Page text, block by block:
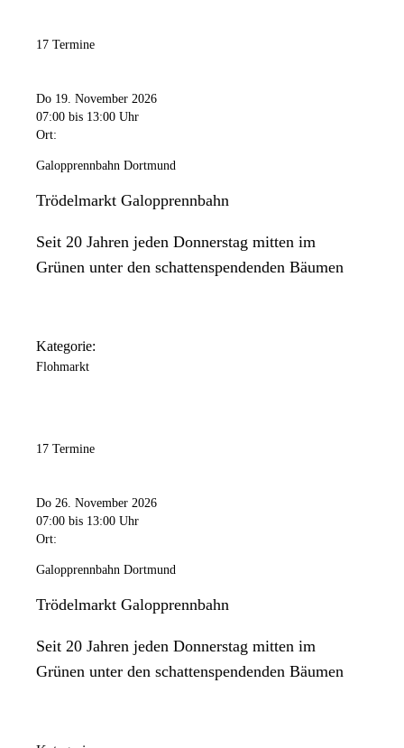
17 Termine
Do 19. November 2026
07:00 bis 13:00 Uhr
Ort:
Galopprennbahn Dortmund
Trödelmarkt Galopprennbahn
Seit 20 Jahren jeden Donnerstag mitten im
Grünen unter den schattenspendenden Bäumen
Kategorie:
Flohmarkt
17 Termine
Do 26. November 2026
07:00 bis 13:00 Uhr
Ort:
Galopprennbahn Dortmund
Trödelmarkt Galopprennbahn
Seit 20 Jahren jeden Donnerstag mitten im
Grünen unter den schattenspendenden Bäumen